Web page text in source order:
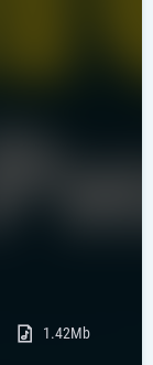
1.42Mb